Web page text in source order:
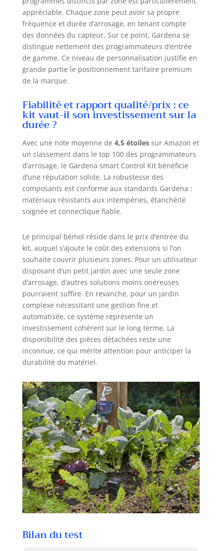
appréciable. Chaque zone peut avoir sa propre
fréquence et durée d’arrosage, en tenant compte
des données du capteur. Sur ce point, Gardena se
distingue nettement des programmateurs d’entrée
de gamme. Ce niveau de personnalisation justifie en
grande partie le positionnement tarifaire premium
de la marque.
Fiabilité et rapport qualité/prix : ce
kit vaut-il son investissement sur la
durée ?
Avec une note moyenne de 4,5 étoilessur Amazon et
un classement dans le top 100 des programmateurs
d’arrosage, le Gardena smart Control Kit bénéficie
d’une réputation solide. La robustesse des
composants est conforme aux standards Gardena :
matériaux résistants aux intempéries, étanchéité
soignée et connectique fiable.
Le principal bémol réside dans le prix d’entrée du
kit, auquel s’ajoute le coût des extensions si l’on
souhaite couvrir plusieurs zones. Pour un utilisateur
disposant d’un petit jardin avec une seule zone
d’arrosage, d’autres solutions moins onéreuses
pourraient suffire. En revanche, pour un jardin
complexe nécessitant une gestion fine et
automatisée, ce système représente un
investissement cohérent sur le long terme. La
disponibilité des pièces détachées reste une
inconnue, ce qui mérite attention pour anticiper la
durabilité du matériel.
Bilan du test